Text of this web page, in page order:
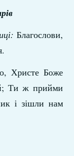
Благослови,
Христе Боже
Ти ж прийми
і зішли нам